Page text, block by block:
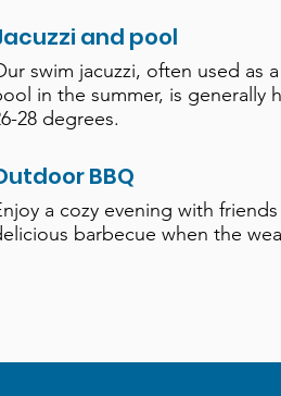
and pool
swim jacuzzi, often used as
in the summer, is generally
28 degrees.
BBQ
a cozy evening with
barbecue when the